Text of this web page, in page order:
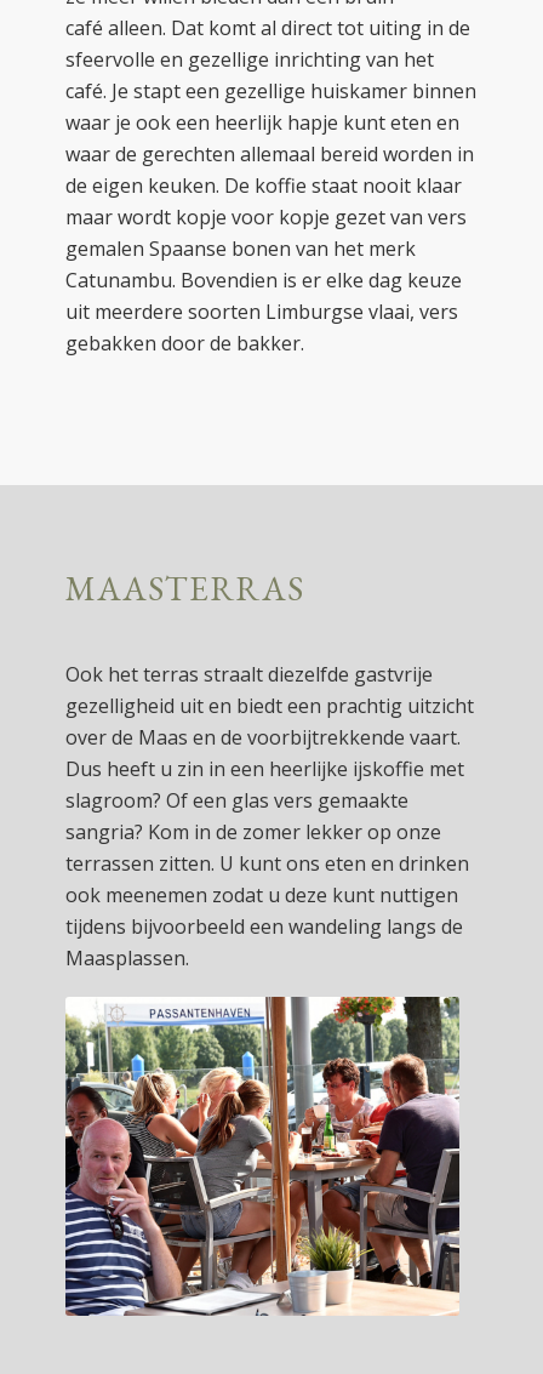
café alleen. Dat komt al direct tot uiting in de
sfeervolle en gezellige inrichting van het
café. Je stapt een gezellige huiskamer binnen
waar je ook een heerlijk hapje kunt eten en
waar de gerechten allemaal bereid worden in
de eigen keuken. De koffie staat nooit klaar
maar wordt kopje voor kopje gezet van vers
gemalen Spaanse bonen van het merk
Catunambu. Bovendien is er elke dag keuze
uit meerdere soorten Limburgse vlaai, vers
gebakken door de bakker.
MAASTERRAS
Ook het terras straalt diezelfde gastvrije
gezelligheid uit en biedt een prachtig uitzicht
over de Maas en de voorbijtrekkende vaart.
Dus heeft u zin in een heerlijke ijskoffie met
slagroom? Of een glas vers gemaakte
sangria? Kom in de zomer lekker op onze
terrassen zitten. U kunt ons eten en drinken
ook meenemen zodat u deze kunt nuttigen
tijdens bijvoorbeeld een wandeling langs de
Maasplassen.